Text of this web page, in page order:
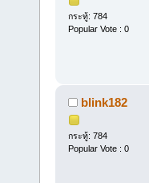
กระทู้: 784
Popular Vote : 0
blink182
กระทู้: 784
Popular Vote : 0